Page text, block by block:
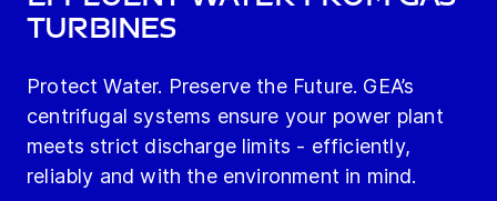
turbines
Protect Water. Preserve the Future. GEA’s
centrifugal systems ensure your power plant
meets strict discharge limits - efficiently,
reliably and with the environment in mind.